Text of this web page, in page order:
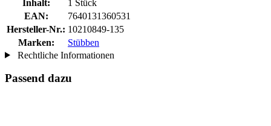
Inhalt:
1 Stück
EAN:
7640131360531
Hersteller-Nr.: 10210849-135
Marken:
Stübben
Rechtliche Informationen
Passend dazu